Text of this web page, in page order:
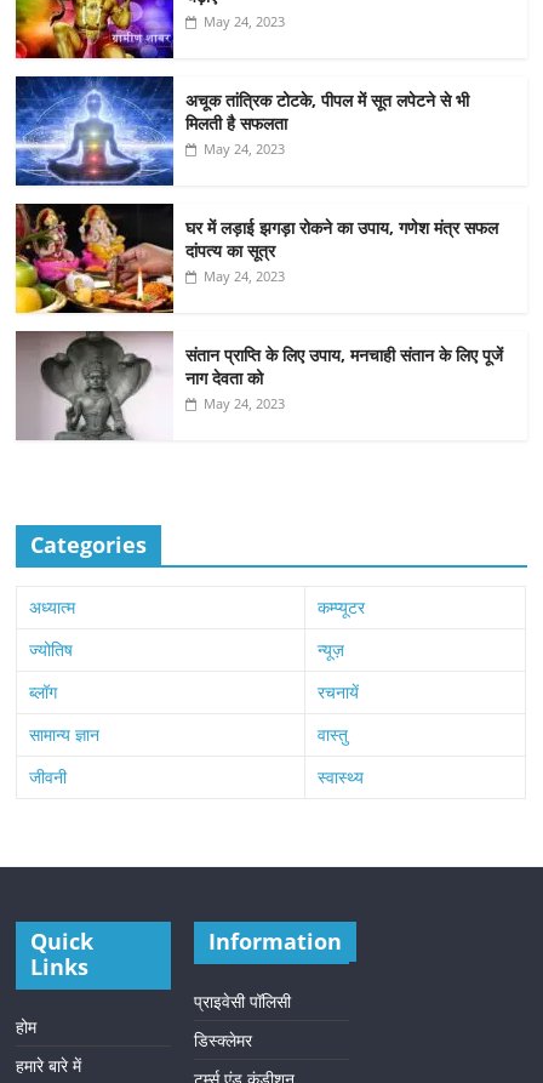
May 24, 2023
अचूक तांत्रिक टोटके, पीपल में सूत लपेटने से भी
मिलती है सफलता
May 24, 2023
घर में लड़ाई झगड़ा रोकने का उपाय, गणेश मंत्र सफल
दांपत्य का सूत्र
May 24, 2023
संतान प्राप्ति के लिए उपाय, मनचाही संतान के लिए पूजें
नाग देवता को
May 24, 2023
Categories
अध्यात्म
कम्प्यूटर
ज्योतिष
न्यूज़
ब्लॉग
रचनायें
सामान्य ज्ञान
वास्तु
जीवनी
स्वास्थ्य
Quick
Links
होम
हमारे बारे में
Information
प्राइवेसी पॉलिसी
डिस्क्लेमर